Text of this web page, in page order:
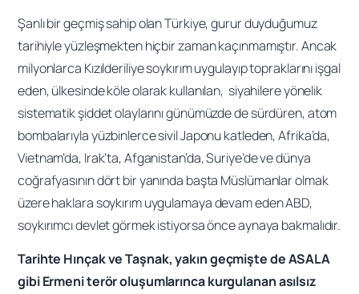
Şanlı bir geçmiş sahip olan Türkiye, gurur duyduğumuz
tarihiyle yüzleşmekten hiçbir zaman kaçınmamıştır. Ancak
milyonlarca Kızılderiliye soykırım uygulayıp topraklarını işgal
eden, ülkesinde köle olarak kullanılan, siyahilere yönelik
sistematik şiddet olaylarını günümüzde de sürdüren, atom
bombalarıyla yüzbinlerce sivil Japonu katleden, Afrika’da,
Vietnam’da, Irak’ta, Afganistan’da, Suriye’de ve dünya
coğrafyasının dört bir yanında başta Müslümanlar olmak
üzere haklara soykırım uygulamaya devam eden ABD,
soykırımcı devlet görmek istiyorsa önce aynaya bakmalıdır.
Tarihte Hınçak ve Taşnak, yakın geçmişte de ASALA
gibi Ermeni terör oluşumlarınca kurgulanan asılsız